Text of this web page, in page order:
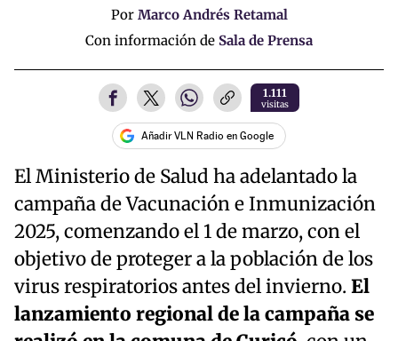
Por Marco Andrés Retamal
Con información de Sala de Prensa
1.111
visitas
Añadir VLN Radio en Google
El Ministerio de Salud ha adelantado la
campaña de Vacunación e Inmunización
2025, comenzando el 1 de marzo, con el
objetivo de proteger a la población de los
virus respiratorios antes del invierno. El
lanzamiento regional de la campaña se